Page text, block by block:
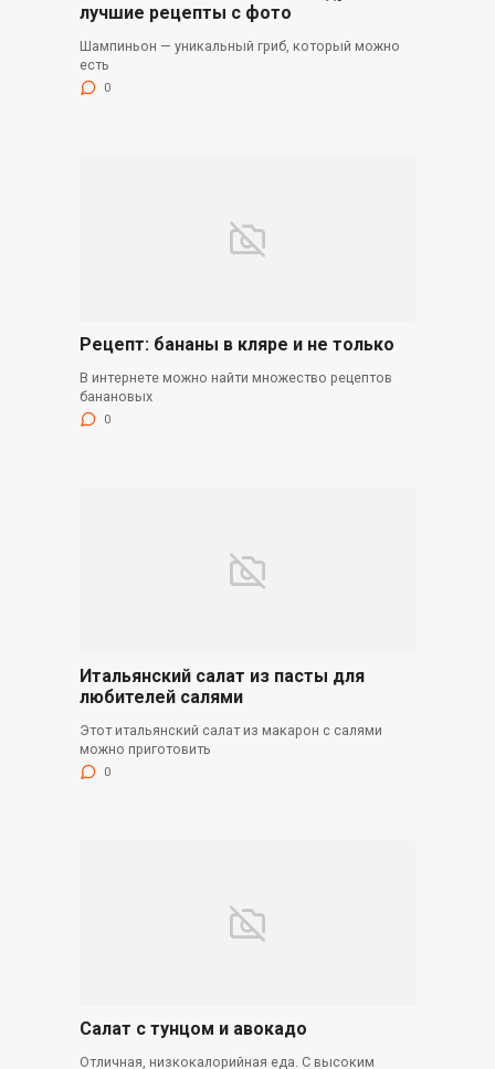
лучшие рецепты с фото
Шампиньон — уникальный гриб, который можно
есть
0
Рецепт: бананы в кляре и не только
В интернете можно найти множество рецептов
банановых
0
Итальянский салат из пасты для
любителей салями
Этот итальянский салат из макарон с салями
можно приготовить
0
Салат с тунцом и авокадо
Отличная, низкокалорийная еда. С высоким